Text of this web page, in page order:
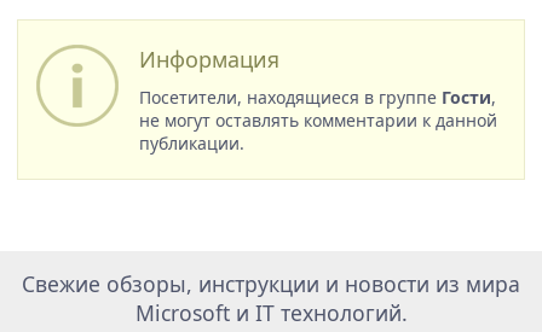
Информация
Посетители, находящиеся в группе Гости,
не могут оставлять комментарии к данной
публикации.
Свежие обзоры, инструкции и новости из мира
Microsoft и IT технологий.